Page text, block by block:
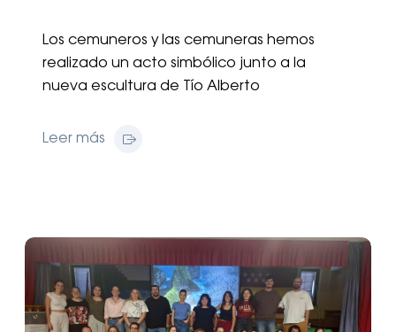
Los cemuneros y las cemuneras hemos
realizado un acto simbólico junto a la
nueva escultura de Tío Alberto
Leer más